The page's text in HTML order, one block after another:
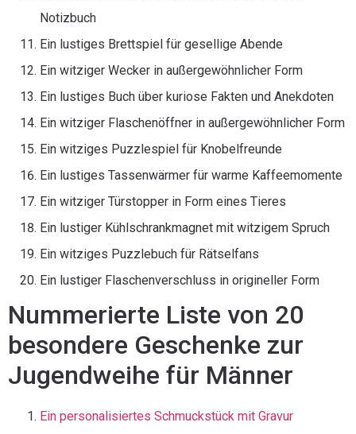
Notizbuch
Ein lustiges Brettspiel für gesellige Abende
Ein witziger Wecker in außergewöhnlicher Form
Ein lustiges Buch über kuriose Fakten und Anekdoten
Ein witziger Flaschenöffner in außergewöhnlicher Form
Ein witziges Puzzlespiel für Knobelfreunde
Ein lustiges Tassenwärmer für warme Kaffeemomente
Ein witziger Türstopper in Form eines Tieres
Ein lustiger Kühlschrankmagnet mit witzigem Spruch
Ein witziges Puzzlebuch für Rätselfans
Ein lustiger Flaschenverschluss in origineller Form
Nummerierte Liste von 20
besondere Geschenke zur
Jugendweihe für Männer
Ein personalisiertes Schmuckstück mit Gravur